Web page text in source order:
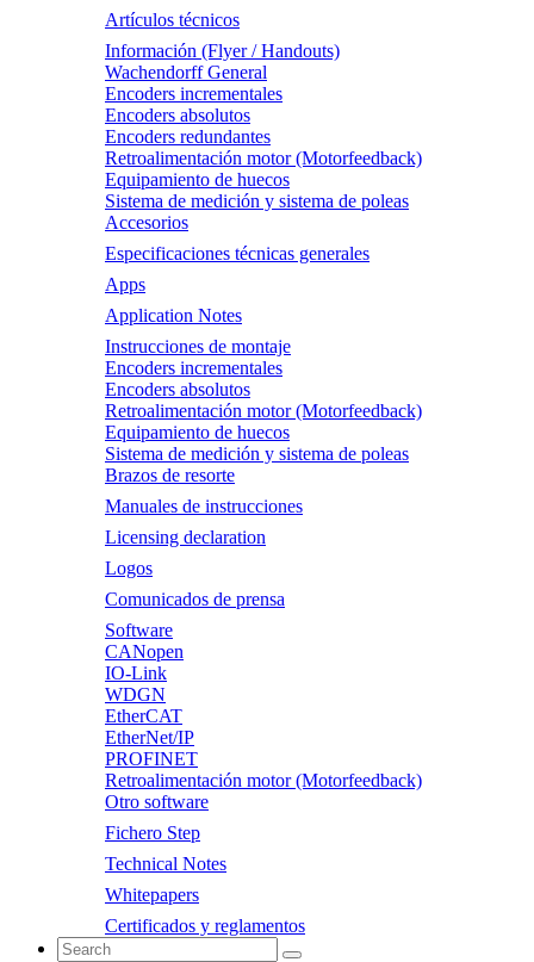
Artículos técnicos
Información (Flyer / Handouts)
Wachendorff General
Encoders incrementales
Encoders absolutos
Encoders redundantes
Retroalimentación motor (Motorfeedback)
Equipamiento de huecos
Sistema de medición y sistema de poleas
Accesorios
Especificaciones técnicas generales
Apps
Application Notes
Instrucciones de montaje
Encoders incrementales
Encoders absolutos
Retroalimentación motor (Motorfeedback)
Equipamiento de huecos
Sistema de medición y sistema de poleas
Brazos de resorte
Manuales de instrucciones
Licensing declaration
Logos
Comunicados de prensa
Software
CANopen
IO-Link
WDGN
EtherCAT
EtherNet/IP
PROFINET
Retroalimentación motor (Motorfeedback)
Otro software
Fichero Step
Technical Notes
Whitepapers
Certificados y reglamentos